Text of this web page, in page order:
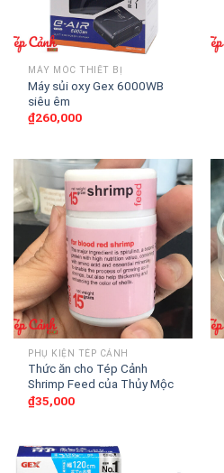
MÁY MÓC THIẾT BỊ
Máy sủi oxy Gex 6000WB
siêu êm
₫260,000
PHỤ KIỆN TÉP CẢNH
Thức ăn cho Tép Cảnh
Shrimp Feed của Thủy Mộc
₫35,000